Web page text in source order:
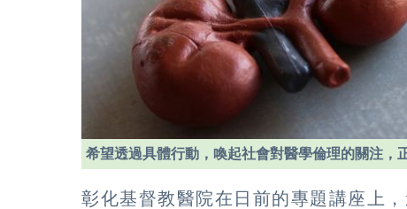
希望透過具體行動，喚起社會對醫學倫理的關注，
彰化基督教醫院在日前的專題講座上